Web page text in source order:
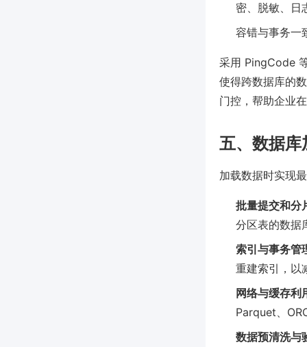
密、脱敏、
容错与事务一
采用 PingCode
使得跨数据库的
门控，帮助企业
五、数据库
加载数据时实现
批量提交和分
分区表的数据
索引与事务管
重建索引，以
网络与缓存利
Parquet、
数据预清洗与